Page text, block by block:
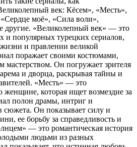
век: Кёсем», «Месть»,
моё», «Сила воли»,
другие. «Великолепный век» — это
и популярных турецких сериалов,
и правлении великой
поражает своими костюмами,
мастерством. Он погружает зрителя
и дворца, раскрывая тайны и
«Месть» — это
которая ищет возмездие за
полон драмы, интриг и
Он показывает силу и
ее борьбу за справедливость и
— это романтическая история
людьми из разных